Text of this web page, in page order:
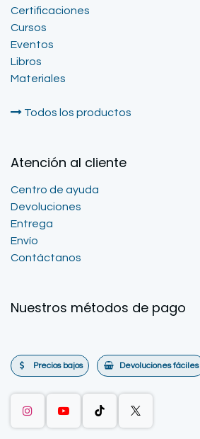
Certificaciones
Cursos
Eventos
Libros
Materiales
Todos los productos
Atención al cliente
Centro de ayuda
Devoluciones
Entrega
Envío
Contáctanos
Nuestros métodos de pago
Precios bajos Devoluciones fáciles